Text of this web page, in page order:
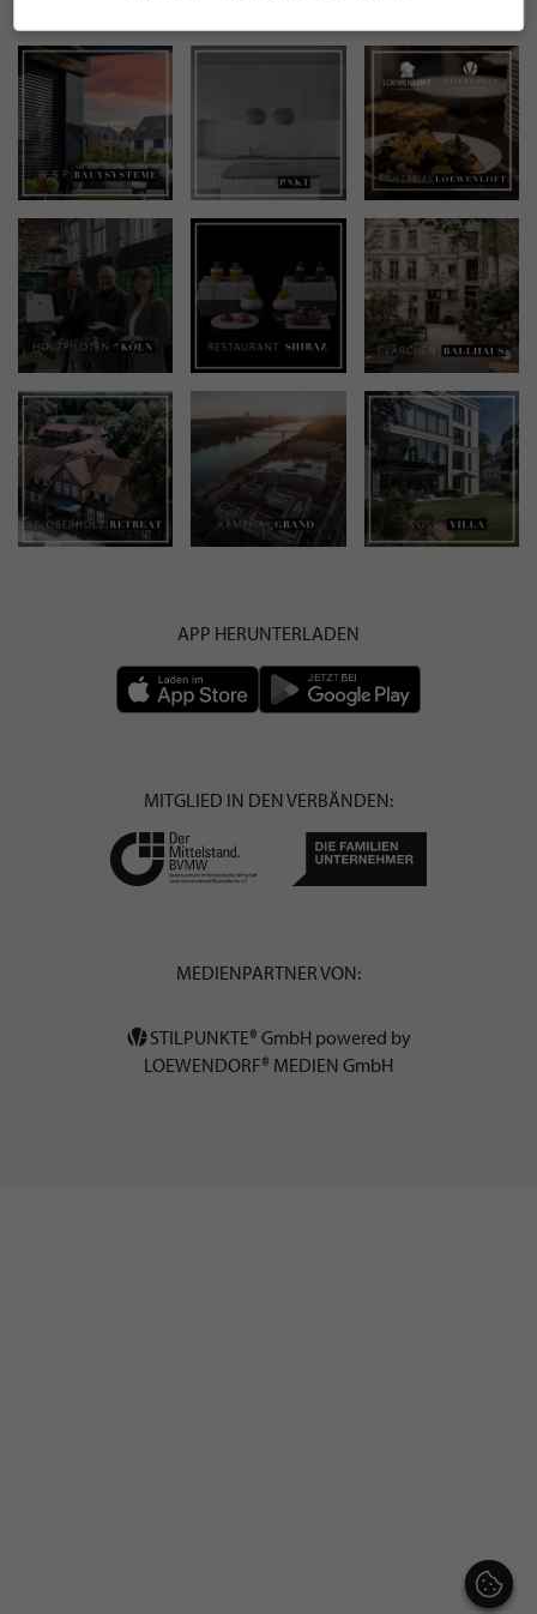
APP HERUNTERLADEN
MITGLIED IN DEN VERBÄNDEN:
MEDIENPARTNER VON:
STILPUNKTE® GmbH powered by
LOEWENDORF® MEDIEN GmbH